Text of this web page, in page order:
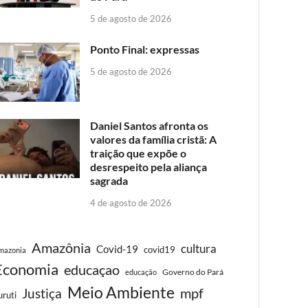
5 de agosto de 2026
Ponto Final: expressas
5 de agosto de 2026
Daniel Santos afronta os
valores da família cristã: A
traição que expõe o
desrespeito pela aliança
sagrada
4 de agosto de 2026
Amazônia Covid-19 covid19 cultura
educaçao educação Governo do Pará
Justiça Meio Ambiente mpf